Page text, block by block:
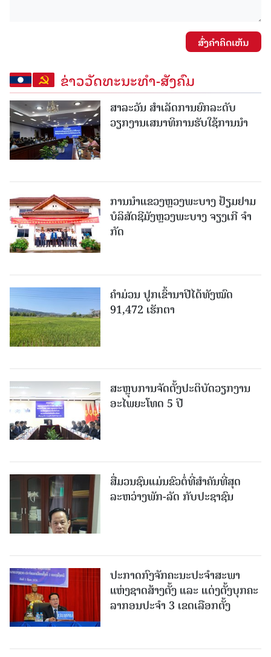
ສົ່ງຄໍາຄິດເຫັນ
ຂ່າວວັດທະນະທຳ-ສັງຄົມ
ສາລະວັນ ສໍາເລັດການຍົກລະດັບ
ວຽກງານເສນາທິການຮັບໃຊ້ການນໍາ
ການນຳແຂວງຫຼວງພະບາງ ຢ້ຽມ​ຢາມ
ບໍ​ລິ​ສັດຊີມັງຫຼວງພະບາງ ຈຽງເກີ ຈໍາ
ກັດ
ຄໍາມ່ວນ ປູກເຂົ້ານາປີໄດ້ທັງໝົດ
91,472 ເຮັກຕາ
ສະຫຼຸບການຈັດຕັ້ງປະຕິບັດວຽກງານ
ອະໄພຍະໂທດ 5 ປີ
ສື່ມວນຊົນແມ່ນຂົວຕໍ່ທີ່ສໍາຄັນທີ່ສຸດ
ລະຫວ່າງພັກ-ລັດ ກັບປະຊາຊົນ
ປະກາດກົງຈັກຄະນະປະຈໍາສະພາ
ແຫ່ງຊາດສ້າງຕັ້ງ ແລະ ແຕ່ງຕັ້ງບຸກຄະ
ລາກອນປະຈໍາ 3 ເຂດເລືອກຕັ້ງ